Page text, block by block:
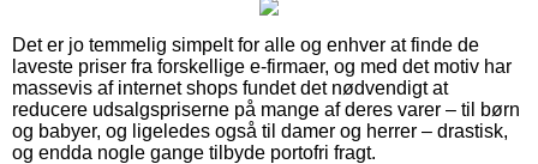
Det er jo temmelig simpelt for alle og enhver at finde de
laveste priser fra forskellige e-firmaer, og med det motiv har
massevis af internet shops fundet det nødvendigt at
reducere udsalgspriserne på mange af deres varer – til børn
og babyer, og ligeledes også til damer og herrer – drastisk,
og endda nogle gange tilbyde portofri fragt.